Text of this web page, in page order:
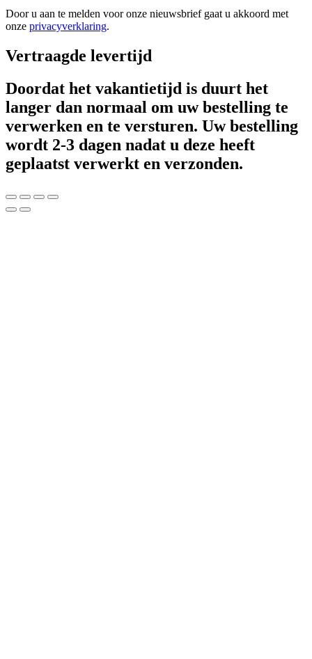
Door u aan te melden voor onze nieuwsbrief gaat u akkoord met
onze privacyverklaring.
Vertraagde levertijd
Doordat het vakantietijd is duurt het
langer dan normaal om uw bestelling te
verwerken en te versturen. Uw bestelling
wordt 2-3 dagen nadat u deze heeft
geplaatst verwerkt en verzonden.